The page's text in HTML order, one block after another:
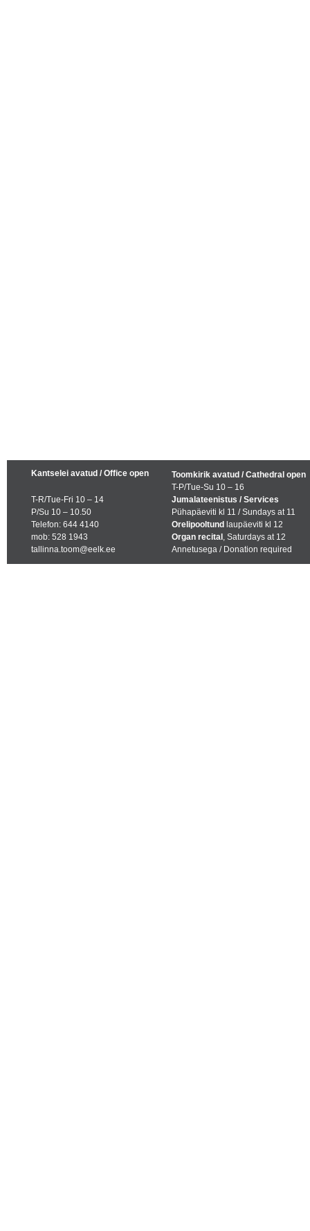
Kantselei avatud / Office open
T-R/Tue-Fri 10 – 14
P/Su 10 – 10.50
Telefon: 644 4140
mob: 528 1943
tallinna.toom@eelk.ee
Toomkirik avatud / Cathedral open
T-P/Tue-Su 10 – 16
Jumalateenistus / Services
Pühapäeviti kl 11 / Sundays at 11
Orelipooltund laupäeviti kl 12
Organ recital , Saturdays at 12
Annetusega / Donation required